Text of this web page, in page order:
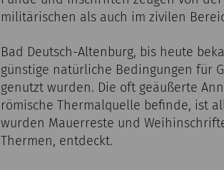
militärischen als auch im zivilen
Bad Deutsch-Altenburg, bis heute
günstige natürliche Bedingungen für
genutzt wurden. Die oft geäußerte
römische Thermalquelle befinde, ist
wurden Mauerreste und
Thermen, entdeckt.